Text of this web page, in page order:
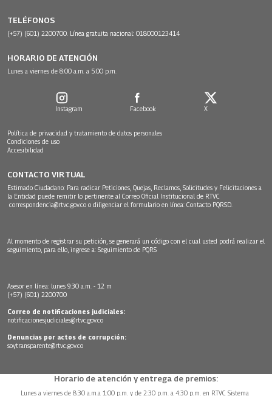
TELÉFONOS
(+57) (601) 2200700. Línea gratuita nacional: 018000123414
HORARIO DE ATENCIÓN
Lunes a viernes de 8:00 a.m. a 5:00 p.m.
Instagram Facebook X
Política de privacidad y tratamiento de datos personales
Condiciones de uso
Accesibilidad
CONTACTO VIRTUAL
Estimado Ciudadano: Para radicar Peticiones, Quejas, Reclamos, Solicitudes y Felicitaciones a
la Entidad puede remitir lo pertinente al Correo Oficial Institucional de RTVC
correspondencia@rtvc.gov.co o diligenciar el formulario en línea: Contacto PQRSD.
Al momento de registrar su petición, se generará un código con el cual usted podrá realizar el
seguimiento, para ello, ingrese a: Seguimiento de PQRS
Asesor en línea: lunes 9:30 a.m. - 12 m
(+57) (601) 2200700
Correo de notificaciones judiciales:
notificacionesjudiciales@rtvc.gov.co
Denuncias por actos de corrupción:
soytransparente@rtvc.gov.co
Horario de atención y entrega de premios:
Lunes a viernes de 8:30 a.m.a 1:00 p.m. y de 2:30 p.m. a 4:30 p.m. en RTVC Sistema